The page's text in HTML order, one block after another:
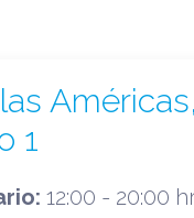
Américas,
1
12:00 - 20:00